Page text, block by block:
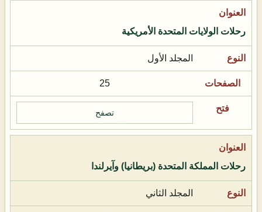
رحلات الولايات المتحدة الأمريكية
المجلد الأول
25
تصفح
رحلات المملكة المتحدة (بريطانيا) وآيرلندا
المجلد الثاني